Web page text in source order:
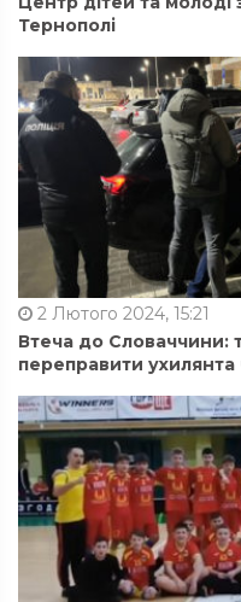
Тернополі
2 Лютого 2024, 15:21
Втеча до Словаччини:
переправити